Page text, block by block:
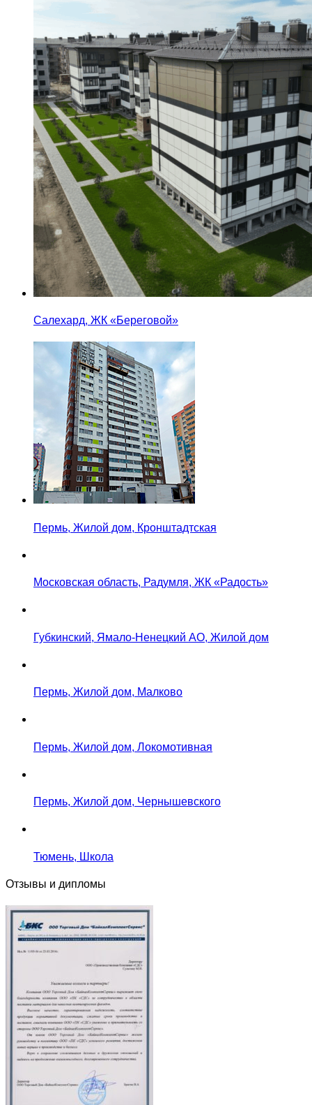
Салехард, ЖК «Береговой»
Пермь, Жилой дом, Кронштадтская
Московская область, Радумля, ЖК «Радость»
Губкинский, Ямало-Ненецкий АО, Жилой дом
Пермь, Жилой дом, Малково
Пермь, Жилой дом, Локомотивная
Пермь, Жилой дом, Чернышевского
Тюмень, Школа
Отзывы и дипломы